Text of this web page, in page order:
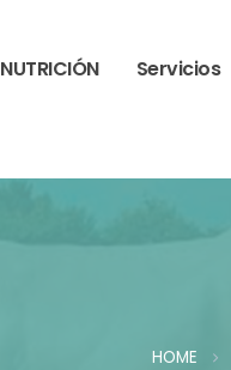
NUTRICIÓN Servicios
HOME